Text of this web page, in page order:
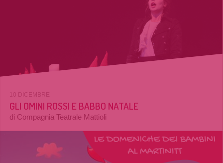
10 DICEMBRE
GLI OMINI ROSSI E BABBO NATALE
di Compagnia Teatrale Mattioli